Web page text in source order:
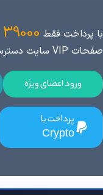
با پرداخت فقط 39000
صفحات VIP سایت دسترسی خواهید داشت.
ورود اعضای ویژه
پرداخت با
Crypto